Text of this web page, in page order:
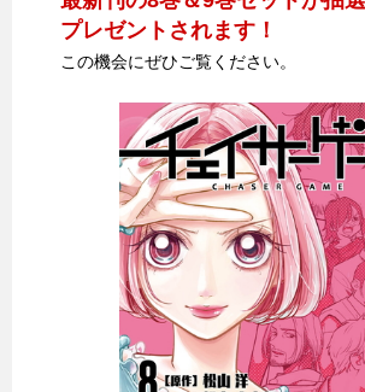
プレゼントされます！
この機会にぜひご覧ください。